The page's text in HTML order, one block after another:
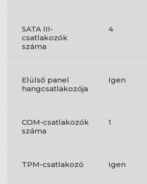
SATA III-
csatlakozók
száma
4
Elülső panel
hangcsatlakozója
Igen
COM-csatlakozók
száma
1
TPM-csatlakozó Igen